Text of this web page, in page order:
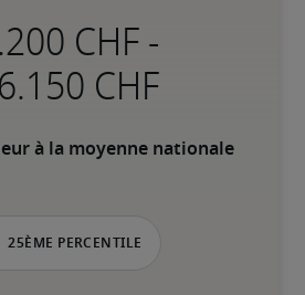
-
à la moyenne nationale
25ème percentile